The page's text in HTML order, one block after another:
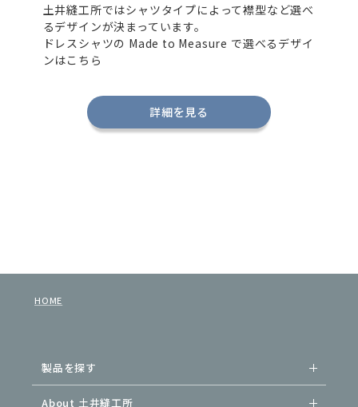
土井縫工所ではシャツタイプによって襟型など選べ
るデザインが決まっています。
ドレスシャツの Made to Measure で選べるデザイ
ンはこちら
詳細を見る
HOME
製品を探す
About 土井縫工所